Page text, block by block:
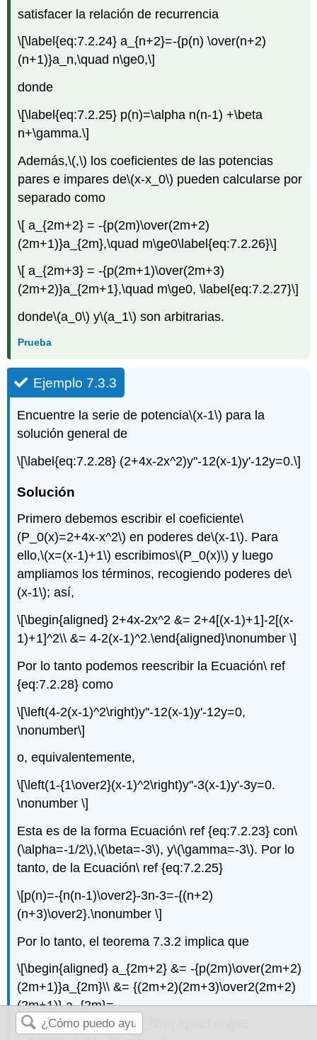
satisfacer la relación de recurrencia
\[\label{eq:7.2.24} a_{n+2}=-{p(n) \over(n+2)
(n+1)}a_n,\quad n\ge0,\]
donde
\[\label{eq:7.2.25} p(n)=\alpha n(n-1) +\beta
n+\gamma.\]
Además,\(,\) los coeficientes de las potencias
pares e impares de\(x-x_0\) pueden calcularse por
separado como
\[ a_{2m+2} = -{p(2m)\over(2m+2)
(2m+1)}a_{2m},\quad m\ge0\label{eq:7.2.26}\]
\[ a_{2m+3} = -{p(2m+1)\over(2m+3)
(2m+2)}a_{2m+1},\quad m\ge0, \label{eq:7.2.27}\]
donde\(a_0\) y\(a_1\) son arbitrarias.
Prueba
Ejemplo 7.3.3
Encuentre la serie de potencia\(x-1\) para la
solución general de
\[\label{eq:7.2.28} (2+4x-2x^2)y''-12(x-1)y'-12y=0.\]
Solución
Primero debemos escribir el coeficiente\
(P_0(x)=2+4x-x^2\) en poderes de\(x-1\). Para
ello,\(x=(x-1)+1\) escribimos\(P_0(x)\) y luego
ampliamos los términos, recogiendo poderes de\
(x-1\); así,
\[\begin{aligned} 2+4x-2x^2 &= 2+4[(x-1)+1]-2[(x-
1)+1]^2\\ &= 4-2(x-1)^2.\end{aligned}\nonumber \]
Por lo tanto podemos reescribir la Ecuación\ ref
{eq:7.2.28} como
\[\left(4-2(x-1)^2\right)y''-12(x-1)y'-12y=0,
\nonumber\]
o, equivalentemente,
\[\left(1-{1\over2}(x-1)^2\right)y''-3(x-1)y'-3y=0.
\nonumber \]
Esta es de la forma Ecuación\ ref {eq:7.2.23} con\
(\alpha=-1/2\),\(\beta=-3\), y\(\gamma=-3\). Por lo
tanto, de la Ecuación\ ref {eq:7.2.25}
\[p(n)=-{n(n-1)\over2}-3n-3=-{(n+2)
(n+3)\over2}.\nonumber \]
Por lo tanto, el teorema 7.3.2 implica que
\[\begin{aligned} a_{2m+2} &= -{p(2m)\over(2m+2)
(2m+1)}a_{2m}\\ &= {(2m+2)(2m+3)\over2(2m+2)
(2m+1)} a_{2m}=
{2m+3\over2(2m+1)}a_{2m},\quad m\ge0